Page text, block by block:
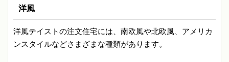
洋風
洋風テイストの注文住宅には、南欧風や北欧風、アメリカ
ンスタイルなどさまざまな種類があります。